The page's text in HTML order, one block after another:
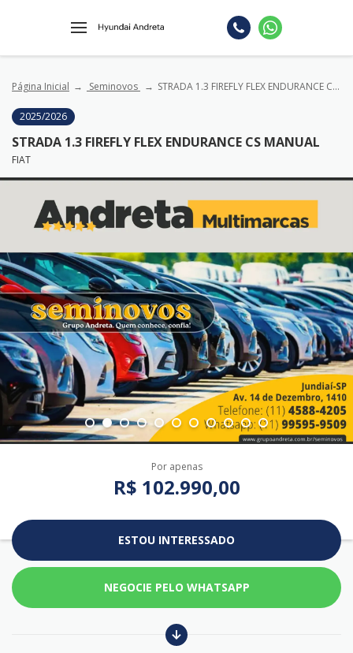
Página Inicial Seminovos STRADA 1.3 FIREFLY FLEX ENDURANCE CS MANUAL
2025/2026
STRADA 1.3 FIREFLY FLEX ENDURANCE CS MANUAL
FIAT
Por apenas
R$ 102.990,00
ESTOU INTERESSADO
NEGOCIE PELO WHATSAPP